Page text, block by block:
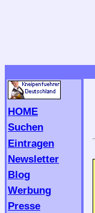
HOME
Suchen
Eintragen
Newsletter
Blog
Werbung
Presse